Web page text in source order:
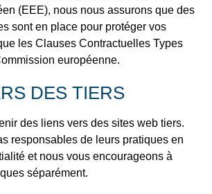
(EEE), nous nous assurons que des
sont en place pour protéger vos
les Clauses Contractuelles Types
européenne.
DES TIERS
des liens vers des sites web tiers.
responsables de leurs pratiques en
et nous vous encourageons à
séparément.